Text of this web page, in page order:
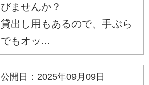
びませんか？
貸出し用もあるので、手ぶら
でもオッ...
公開日：2025年09月09日